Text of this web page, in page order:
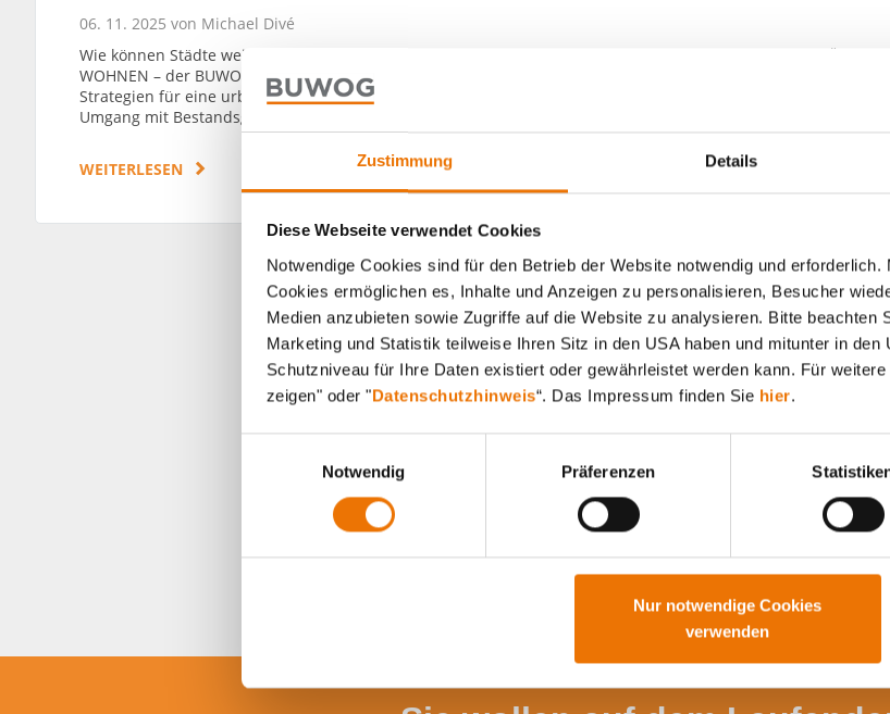
Zustimmung Details
Diese Webseite verwendet Cookies
Notwendige Cookies sind für den Betrieb der Website notwendig und
Cookies ermöglichen es, Inhalte und Anzeigen zu personalisieren, Besucher
Medien anzubieten sowie Zugriffe auf die Website zu analysieren. Bitte beachten
Marketing und Statistik teilweise Ihren Sitz in den USA haben und mitunter in
Schutzniveau für Ihre Daten existiert oder gewährleistet werden kann. Für
zeigen" oder "Datenschutzhinweis“. Das Impressum finden Sie hier.
g
u
Notwendig Präferenzen
Nur notwendige Cookies
verwenden
06. 11. 2025 von Michael Divé
Wie können Städte weiter wachsen, wenn kaum noch Baugrund vorhanden ist? In dieser Folge von „GLÜCKLICH
WOHNEN – der BUWOG Podcast“ spricht Architekt Peter Lorenz, Gründer und CEO von LORENZAteliers, über
Strategien für eine urbane Zukunft durch Nachverdichtung, Aufstockung und den bewussten und nachhaltigen
Umgang mit Bestandsgebäuden.
WEITERLESEN
Alle Artikel